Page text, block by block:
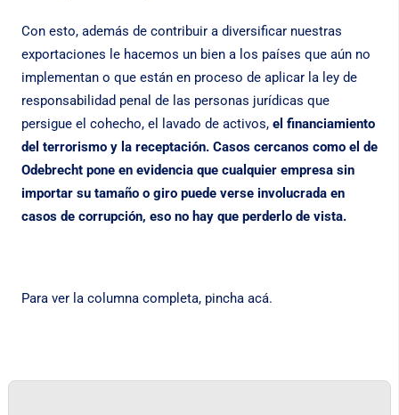
Con esto, además de contribuir a diversificar nuestras
exportaciones le hacemos un bien a los países que aún no
implementan o que están en proceso de aplicar la ley de
responsabilidad penal de las personas jurídicas que
persigue el cohecho, el lavado de activos,el financiamiento
del terrorismo y la receptación. Casos cercanos como el de
Odebrecht pone en evidencia que cualquier empresa sin
importar su tamaño o giro puede verse involucrada en
casos de corrupción, eso no hay que perderlo de vista.
Para ver la columna completa, pincha acá.